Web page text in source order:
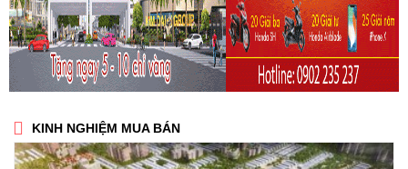
KINH NGHIỆM MUA BÁN